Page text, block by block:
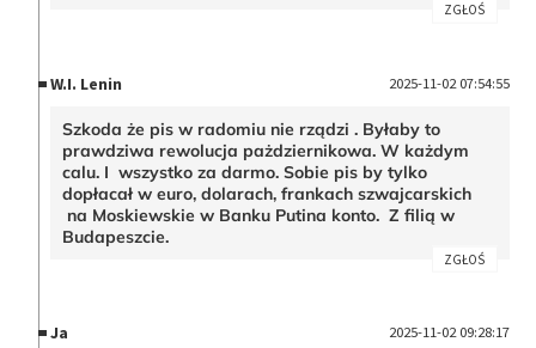
ZGŁOŚ
W.I. Lenin 2025-11-02 07:54:55
Szkoda że pis w radomiu nie rządzi . Byłaby to
prawdziwa rewolucja pażdziernikowa. W każdym
calu. I wszystko za darmo. Sobie pis by tylko
dopłacał w euro, dolarach, frankach szwajcarskich
na Moskiewskie w Banku Putina konto. Z filią w
Budapeszcie.
ZGŁOŚ
Ja 2025-11-02 09:28:17